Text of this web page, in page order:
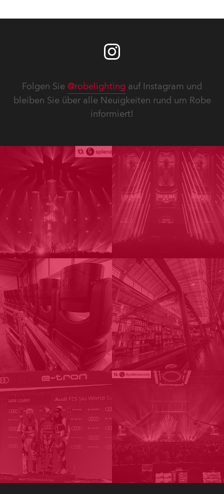
Folgen Sie @robelighting auf Instagram und
bleiben Sie über alle Neuigkeiten rund um Robe
informiert!